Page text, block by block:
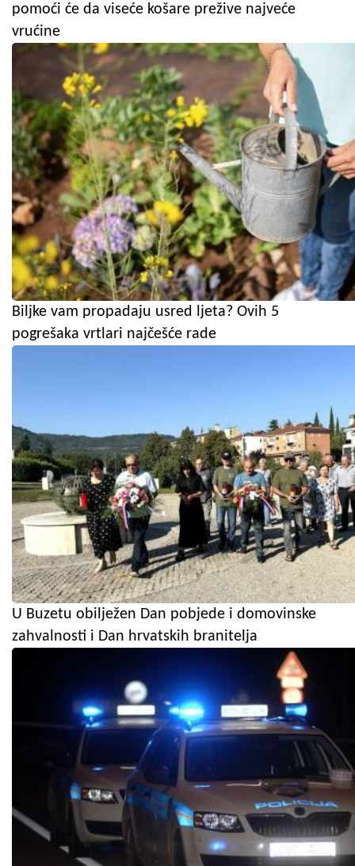
pomoći će da viseće košare prežive najveće
vrućine
Biljke vam propadaju usred ljeta? Ovih 5
pogrešaka vrtlari najčešće rade
U Buzetu obilježen Dan pobjede i domovinske
zahvalnosti i Dan hrvatskih branitelja